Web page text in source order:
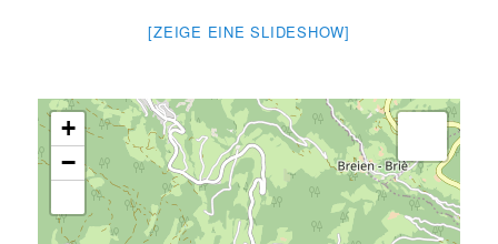
[ZEIGE EINE SLIDESHOW]
+
−